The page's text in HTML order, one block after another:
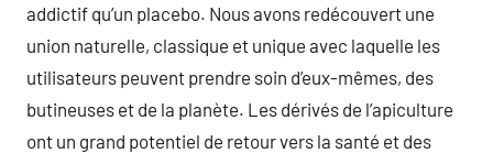
addictif qu’un placebo. Nous avons redécouvert une
union naturelle, classique et unique avec laquelle les
utilisateurs peuvent prendre soin d’eux-mêmes, des
butineuses et de la planète. Les dérivés de l’apiculture
ont un grand potentiel de retour vers la santé et des